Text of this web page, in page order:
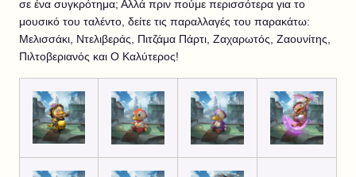
σε ένα συγκρότημα; Αλλά πριν πούμε περισσότερα για το
μουσικό του ταλέντο, δείτε τις παραλλαγές του παρακάτω:
Μελισσάκι, Ντελιβεράς, Πιτζάμα Πάρτι, Ζαχαρωτός, Ζαουνίτης,
Πιλτοβεριανός και Ο Καλύτερος!